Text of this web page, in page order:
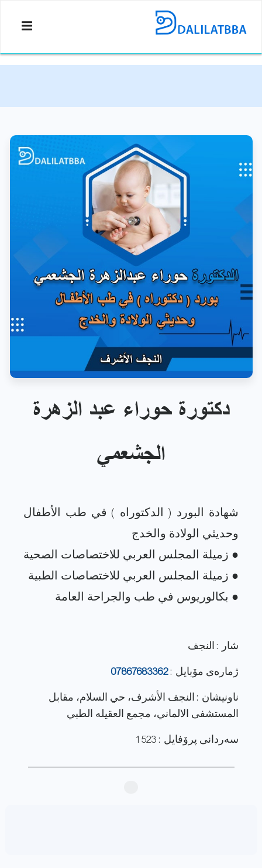
دكتورة حوراء عبد الزهرة
الجشعمي
شهادة البورد ( الدكتوراه ) في طب الأطفال
شار : النجف
ژماره‌ی مۆبایل :07867683362
ناونيشان : النجف الأشرف، حي السلام، مقابل
المستشفى الالماني، مجمع العقيله الطبي
سەردانی پرۆفایل : 1523